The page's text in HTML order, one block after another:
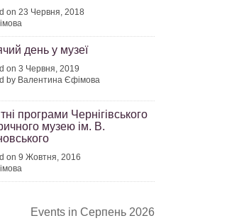
on 23 Червня, 2018
день у музеї
on 3 Червня, 2019
by Валентина Єфімова
програми Чернігівського
музею ім. В.
on 9 Жовтня, 2016
Events in Серпень 2026